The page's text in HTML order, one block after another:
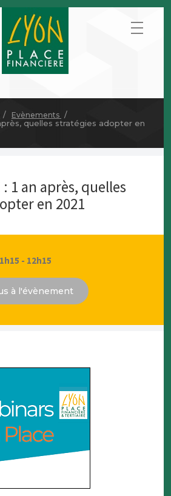
Evènements
quelles stratégies adopter en
1 an après, quelles
en 2021
- 12h15
à l'évènement